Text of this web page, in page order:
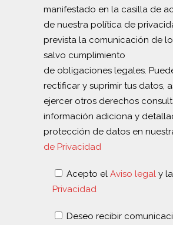
manifestado en la casilla de
de nuestra política de
prevista la comunicación de
salvo cumplimiento
de obligaciones legales.
rectificar y suprimir tus datos,
ejercer otros derechos
información adiciona y
protección de datos en
de Privacidad
Acepto el Aviso legal y la
Privacidad
Deseo recibir